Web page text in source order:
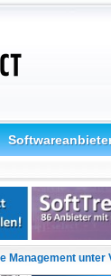
Management unter